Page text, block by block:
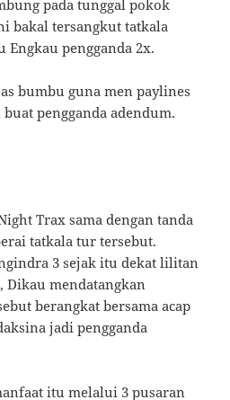
pada tunggal pokok
bakal tersangkut tatkala
Engkau pengganda 2x.
bumbu guna men paylines
pengganda adendum.
Trax sama dengan tanda
tatkala tur tersebut.
3 sejak itu dekat lilitan
Dikau mendatangkan
berangkat bersama acap
jadi pengganda
itu melalui 3 pusaran